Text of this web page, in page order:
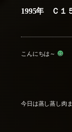
1995年 Ｃ１
こんにちは～
今日は蒸し蒸し肉